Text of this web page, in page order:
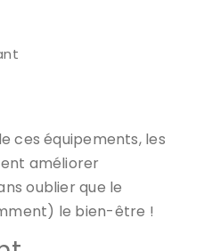
ces équipements, les
améliorer
oublier que le
le bien-être !